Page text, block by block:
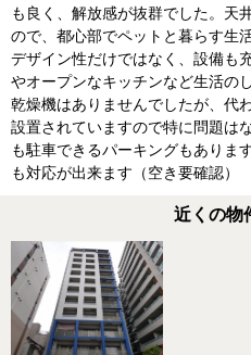
も良く、解放感が抜群でした。天
ので、都心部でペットと暮らす生
デザイン性だけではなく、設備も
やオープンなキッチンなど生活の
乾燥機はありませんでしたが、代
設置されていますので特に問題は
も駐車できるパーキングもありま
も対応が出来ます（空き要確認）
近くの物